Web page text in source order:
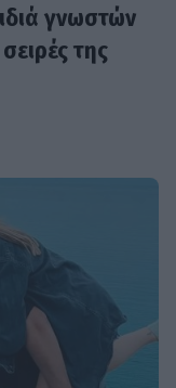
γνωστών
της